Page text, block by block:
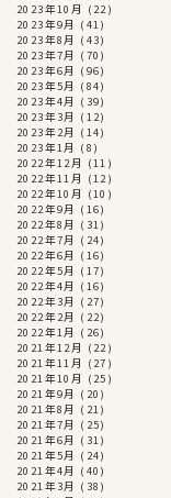
2023年10月 (22)
2023年9月 (41)
2023年8月 (43)
2023年7月 (70)
2023年6月 (96)
2023年5月 (84)
2023年4月 (39)
2023年3月 (12)
2023年2月 (14)
2023年1月 (8)
2022年12月 (11)
2022年11月 (12)
2022年10月 (10)
2022年9月 (16)
2022年8月 (31)
2022年7月 (24)
2022年6月 (16)
2022年5月 (17)
2022年4月 (16)
2022年3月 (27)
2022年2月 (22)
2022年1月 (26)
2021年12月 (22)
2021年11月 (27)
2021年10月 (25)
2021年9月 (20)
2021年8月 (21)
2021年7月 (25)
2021年6月 (31)
2021年5月 (24)
2021年4月 (40)
2021年3月 (38)